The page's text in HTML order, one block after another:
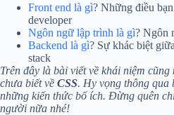
Front end là gì? Những điều
developer
Ngôn ngữ lập trình là gì? Ngôn
Backend là gì? Sự khác biệt
stack
Trên đây là bài viết về khái niệm
chưa biết về CSS. Hy vọng thông qua
những kiến thức bổ ích. Đừng quên
người nữa nhé!